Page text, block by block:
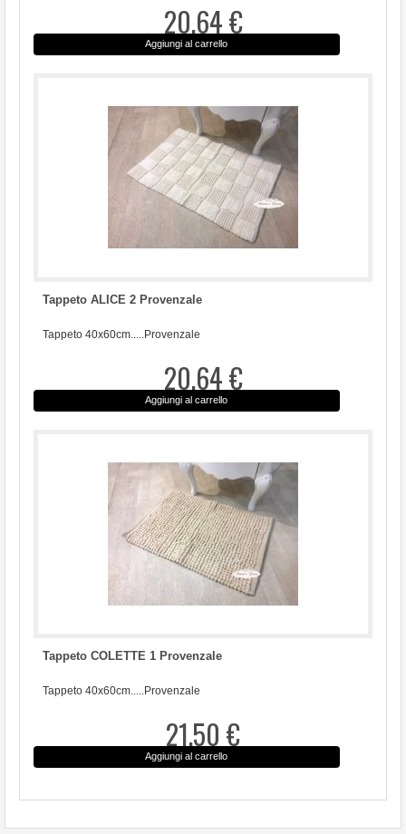
20,64 €
Aggiungi al carrello
Tappeto ALICE 2 Provenzale
Tappeto 40x60cm.....Provenzale
20,64 €
Aggiungi al carrello
Tappeto COLETTE 1 Provenzale
Tappeto 40x60cm.....Provenzale
21,50 €
Aggiungi al carrello